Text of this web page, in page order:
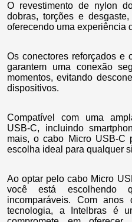
O revestimento de nylon
dobras, torções e
oferecendo uma experiência
Os conectores reforçados e
garantem uma conexão
momentos, evitando
dispositivos.
Compatível com uma
USB-C, incluindo
mais, o cabo Micro USB-C
escolha ideal para qualquer
Ao optar pelo cabo Micro
você está escolhendo
incomparáveis. Com
tecnologia, a Intelbras é